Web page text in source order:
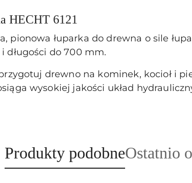
HECHT 6121
pionowa łuparka do drewna o sile
długości do 700 mm.
drewno na kominek, kocioł i
wysokiej jakości układ
Produkty
o
Produkty podobneProdukty
o
Ostatnio